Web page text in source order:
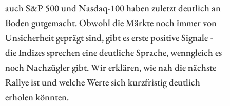
auch S&P 500 und Nasdaq-100 haben zuletzt deutlich an
Boden gutgemacht. Obwohl die Märkte noch immer von
Unsicherheit geprägt sind, gibt es erste positive Signale -
die Indizes sprechen eine deutliche Sprache, wenngleich es
noch Nachzügler gibt. Wir erklären, wie nah die nächste
Rallye ist und welche Werte sich kurzfristig deutlich
erholen könnten.